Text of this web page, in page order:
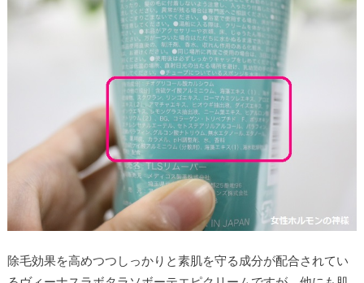
除毛効果を高めつつしっかりと素肌を守る成分が配合されてい